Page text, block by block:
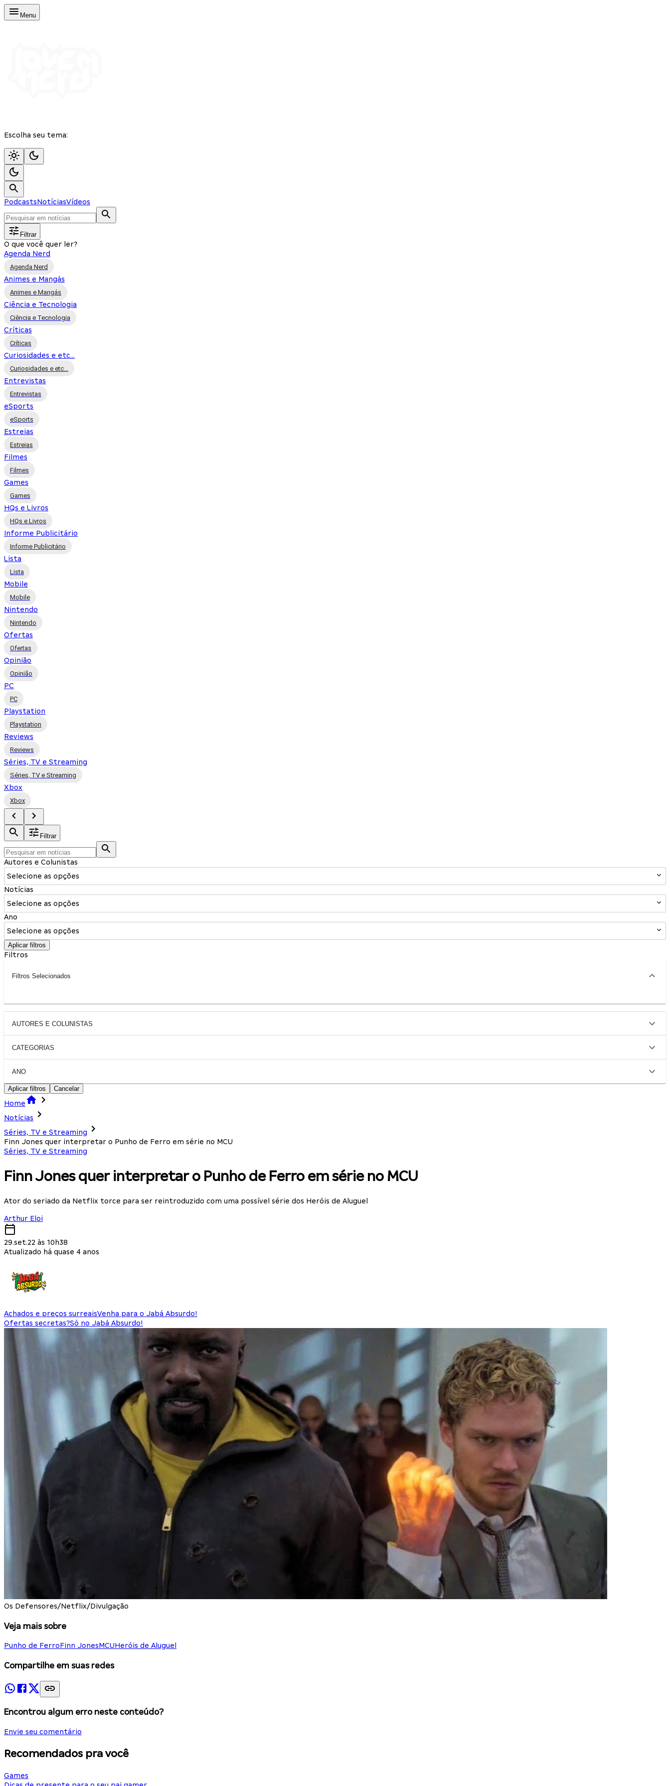
Menu
Escolha seu tema:
PodcastsNotíciasVídeos
Filtrar
O que você quer ler?
Agenda Nerd
Agenda Nerd
Animes e Mangás
Animes e Mangás
Ciência e Tecnologia
Ciência e Tecnologia
Críticas
Críticas
Curiosidades e etc...
Curiosidades e etc...
Entrevistas
Entrevistas
eSports
eSports
Estreias
Estreias
Filmes
Filmes
Games
Games
HQs e Livros
HQs e Livros
Informe Publicitário
Informe Publicitário
Lista
Lista
Mobile
Mobile
Nintendo
Nintendo
Ofertas
Ofertas
Opinião
Opinião
PC
PC
Playstation
Playstation
Reviews
Reviews
Séries, TV e Streaming
Séries, TV e Streaming
Xbox
Xbox
Filtrar
Autores e Colunistas
Selecione as opções
Notícias
Selecione as opções
Ano
Selecione as opções
Aplicar filtros
Filtros
Filtros Selecionados
AUTORES E COLUNISTAS
CATEGORIAS
ANO
Aplicar filtros Cancelar
Home
Notícias
Séries, TV e Streaming
Finn Jones quer interpretar o Punho de Ferro em série no MCU
Séries, TV e Streaming
Finn Jones quer interpretar o Punho de Ferro em série no MCU
Ator do seriado da Netflix torce para ser reintroduzido com uma possível série dos Heróis de Aluguel
Arthur Eloi
29.set.22 às 10h38
Atualizado há quase 4 anos
Achados e preços surreaisVenha para o Jabá Absurdo!
Ofertas secretas?Só no Jabá Absurdo!
Os Defensores/Netflix/Divulgação
Veja mais sobre
Punho de FerroFinn JonesMCUHeróis de Aluguel
Compartilhe em suas redes
Encontrou algum erro neste conteúdo?
Envie seu comentário
Recomendados pra você
Games